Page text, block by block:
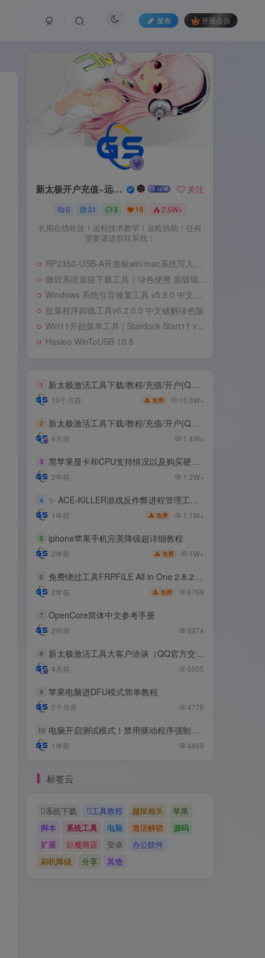
发布 开通会员
新太极开户充值~远程服务 关注
0 31 3 18 2.5W+
长期在线收徒！远程技术教学！远程协助！任何
需要请进群联系我！
RP2350-USB-A开发板win/mac系统写入教程
微软系统直链下载工具｜绿色便携 原版镜像高速获取
Windows 系统引导修复工具 v5.8.0 中文绿色单文件版
批量程序卸载工具v6.2.0.0 中文破解绿色版
Win11开始菜单工具 | Stardock Start11 v2.7.2.0 中文破解版
Hasleo WinToUSB 10.8
1 新太极激活工具下载/教程/充值/开户(QQ交流群号749113977)
10个月前 免费 15.5W+
2 新太极激活工具下载/教程/充值/开户(QQ交流群号:523943346)
4天前 1.4W+
3 黑苹果显卡和CPU支持情况以及购买硬件防踩坑指南
2年前 1.2W+
4 ✨ ACE-KILLER游戏反作弊进程管理工具 ✨
1年前 免费 1.1W+
5 iphone苹果手机完美降级超详细教程
2年前 免费 1W+
6 免费绕过工具FRPFILE All in One 2.8.2，支持iOS 12.5.3~14.8
2年前 免费 6768
7 OpenCore简体中文参考手册
2年前 5974
8 新太极激活工具大客户洽谈（QQ官方交流群：523943346）
4天前 5505
9 苹果电脑进DFU模式简单教程
2个月前 4776
10 电脑开启测试模式！禁用驱动程序强制签名！（大概操作方法）
1年前 4469
标签云
系统下载 工具教程 越狱相关
苹果
脚本
系统工具 电脑 激活解锁
源码
扩展
巨魔商店 安卓
办公软件
刷机降级
分享 其他